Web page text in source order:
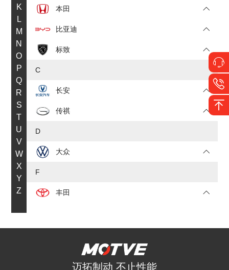
K
L
M
N
O
P
Q
R
S
T
U
V
W
X
Y
Z
本田
比亚迪
标致
C
长安
传祺
D
大众
F
丰田
迈拓制动 不止性能